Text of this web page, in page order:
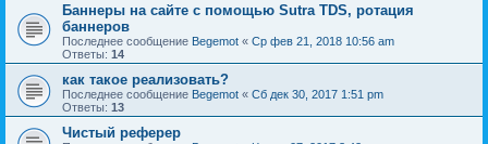
Баннеры на сайте с помощью Sutra TDS, ротация
баннеров
Последнее сообщение Begemot « Ср фев 21, 2018 10:56 am
Ответы: 14
как такое реализовать?
Последнее сообщение Begemot « Сб дек 30, 2017 1:51 pm
Ответы: 13
Чистый реферер